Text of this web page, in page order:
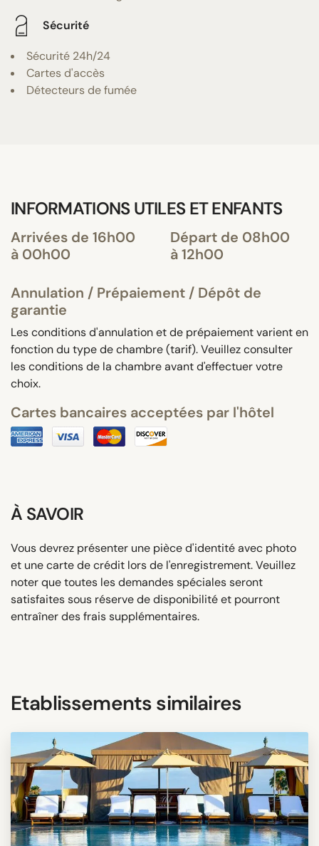
Sécurité
Sécurité 24h/24
Cartes d'accès
Détecteurs de fumée
INFORMATIONS UTILES ET ENFANTS
Arrivées de 16h00
à 00h00
Départ de 08h00
à 12h00
Annulation / Prépaiement / Dépôt de
garantie
Les conditions d'annulation et de prépaiement varient en
fonction du type de chambre (tarif). Veuillez consulter
les conditions de la chambre avant d'effectuer votre
choix.
Cartes bancaires acceptées par l'hôtel
À SAVOIR
Vous devrez présenter une pièce d'identité avec photo
et une carte de crédit lors de l'enregistrement. Veuillez
noter que toutes les demandes spéciales seront
satisfaites sous réserve de disponibilité et pourront
entraîner des frais supplémentaires.
Etablissements similaires